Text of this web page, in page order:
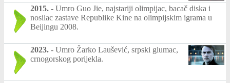
2015. - Umro Guo Jie, najstariji olimpijac, bacač diska i
nosilac zastave Republike Kine na olimpijskim igrama u
Beijingu 2008.
2023. - Umro Žarko Laušević, srpski glumac,
crnogorskog porijekla.